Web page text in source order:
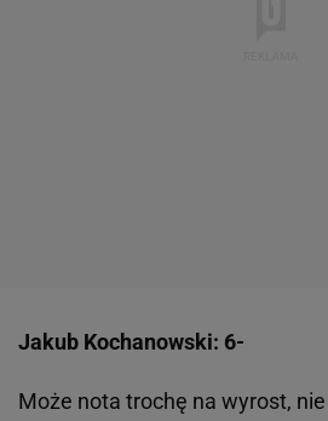
Jakub Kochanowski: 6-
Może nota trochę na wyrost, nie